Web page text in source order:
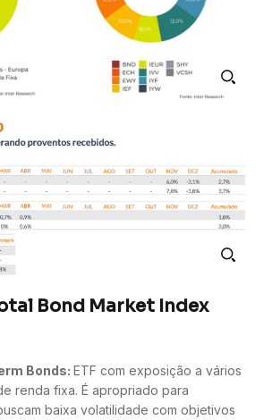
Bond Market Index
Bonds: ETF com exposição a vários
renda fixa. É apropriado para
baixa volatilidade com objetivos